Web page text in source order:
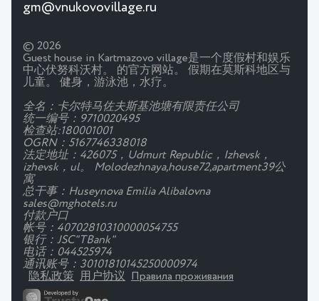
gm@vnukovovillage.ru
© 2026
Guest house in Kartmazovo village是一个度假村和娱乐
中心伏努科沃村。 的官方网站。 假期在莫斯科地区与
儿童。 健身，游泳池，水疗。
全名：卡尔特马佐夫斯基池塘有限责任公司
统一编号：9710020495
检查站:180001001
OGRN：5167746338018
法定地址：426075，Udmurt Republic，Izhevsk，
izhevsk，ul。 Molodezhnaya,house72,apartment39公
寓
总干事：Huseynova Emilia Alibalovna
sales@mghotels.ru
付款户口
帐号：40702810310000054755
银行：JSC"TBank"
电话：044525974
通讯账号：30101810145250000974
隐私政策
用户协议 Правила проживания